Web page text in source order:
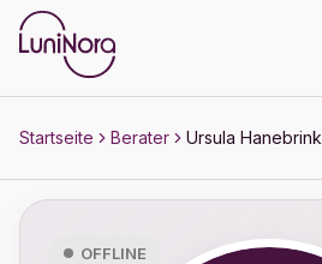
Zum Hauptinhalt springen
Zur Fußzeile springen
Startseite Berater Ursula Hanebrink
OFFLINE